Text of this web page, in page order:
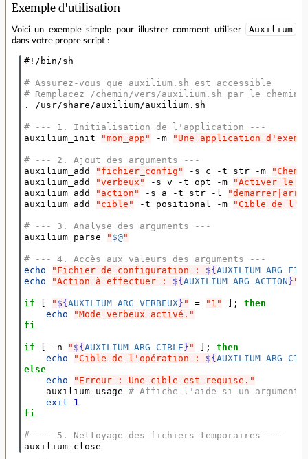
Exemple d'utilisation
Voici un exemple simple pour illustrer comment utiliser Auxilium
dans votre propre script :
#!/bin/sh
# Assurez-vous que auxilium.sh est accessible
# Remplacez /chemin/vers/auxilium.sh par le chemin
. /usr/share/auxilium/auxilium.sh
# --- 1. Initialisation de l'application ---
auxilium_init
"mon_app" -m "Une application
# --- 2. Ajout des arguments ---
auxilium_add
"fichier_config" -s c -t str -m
auxilium_add
"verbeux" -s v -t opt -m
"Activer le
auxilium_add
"action" -s a -t str -l
auxilium_add
"cible" -t positional -m "Cible de
# --- 3. Analyse des arguments ---
auxilium_parse
" $@"
# --- 4. Accès aux valeurs des arguments ---
echo
"Fichier de configuration : ${
echo
"Action à effectuer : ${AUXILIUM_ARG_ACTION} "
if [ " ${AUXILIUM_ARG_VERBEUX} " = "1" ] ;
then
echo
"Mode verbeux activé."
fi
if [ -n " ${AUXILIUM_ARG_CIBLE} " ] ;
then
echo
"Cible de l'opération : ${
else
echo
"Erreur : Une cible est requise."
    auxilium_usage
# Affiche l'aide si un argument
exit
1
fi
# --- 5. Nettoyage des fichiers temporaires ---
auxilium_close